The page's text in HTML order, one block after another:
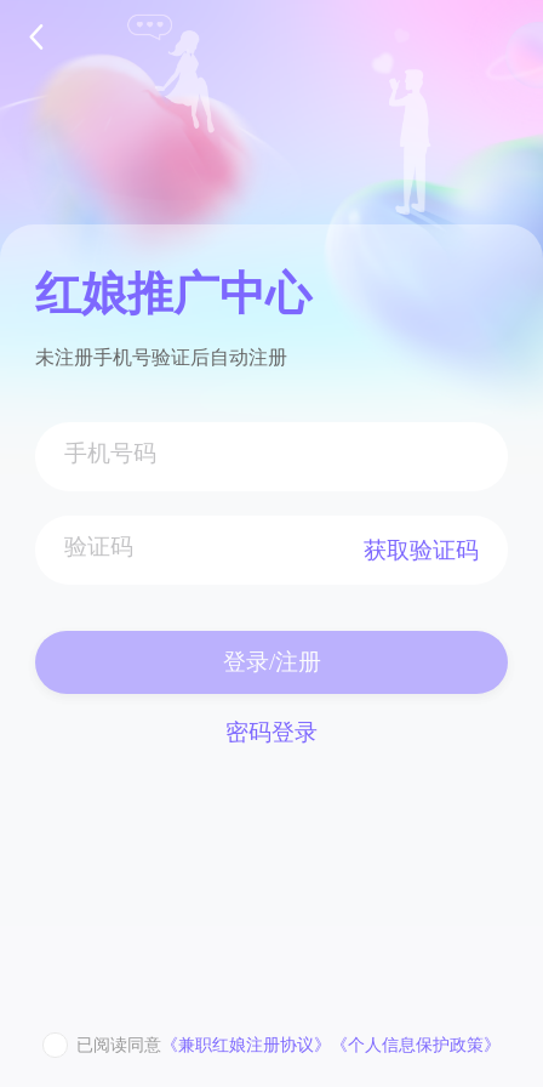
红娘推广中心
未注册手机号验证后自动注册
获取验证码
登录/注册
密码登录
已阅读同意 《兼职红娘注册协议》 《个人信息保护政策》